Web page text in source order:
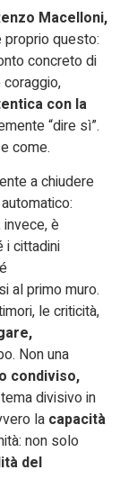
Macelloni,
questo:
concreto di
con la
“dire sì”.
come.
a chiudere
è
i cittadini
al primo muro.
le criticità,
Non una
condiviso,
divisivo in
la capacità
non solo
del